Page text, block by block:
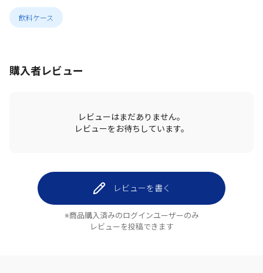
飲料ケース
購入者レビュー
レビューはまだありません。
レビューをお待ちしています。
レビューを書く
※商品購入済みのログインユーザーのみ
レビューを投稿できます